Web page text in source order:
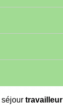
séjourtravailleur